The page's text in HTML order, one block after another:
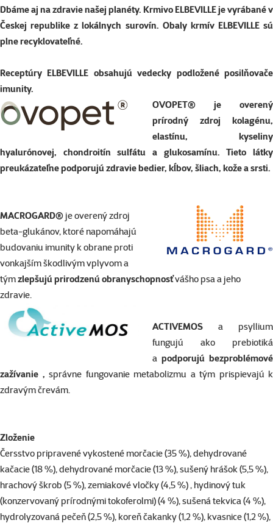
Dbáme aj na zdravie našej planéty. Krmivo ELBEVILLE je vyrábané v
Českej republike z lokálnych surovín. Obaly krmív ELBEVILLE sú
plne recyklovateľné.
Receptúry ELBEVILLE obsahujú vedecky podložené posilňovače
imunity.
OVOPET® je overený
prírodný zdroj kolagénu,
elastínu, kyseliny
hyalurónovej, chondroitín sulfátu a glukosamínu. Tieto látky
preukázateľne podporujú zdravie bedier, kĺbov, šliach, kože a srsti.
MACROGARD®je overený zdroj
beta-glukánov, ktoré napomáhajú
budovaniu imunity k obrane proti
vonkajším škodlivým vplyvom a
týmzlepšujú prirodzenú obranyschopnosťvášho psa a jeho
zdravie.
ACTIVEMOS
a psyllium
fungujú ako prebiotiká
a podporujú bezproblémové
zažívanie , správne fungovanie metabolizmu a tým prispievajú k
zdravým črevám.
Zloženie
Čersstvo pripravené vykostené morčacie (35 %), dehydrované
kačacie (18 %), dehydrované morčacie (13 %), sušený hrášok (5,5 %),
hrachový škrob (5 %), zemiakové vločky (4,5 %) , hydinový tuk
(konzervovaný prírodnými tokoferolmi) (4 %), sušená tekvica (4 %),
hydrolyzovaná pečeň (2,5 %), koreň čakanky (1,2 %), kvasnice (1,2 %),